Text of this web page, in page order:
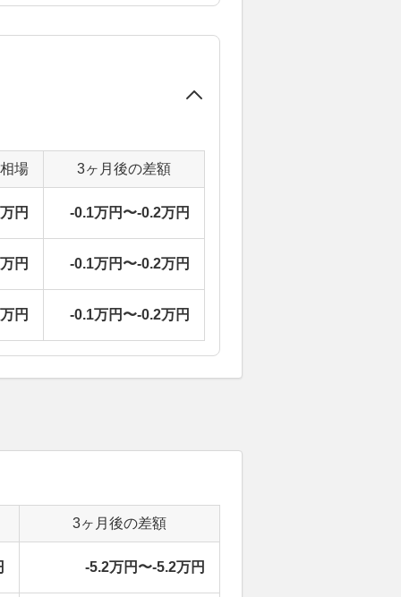
場 3ヶ月後の差額
円 -0.1万円〜-0.2万円
円 -0.1万円〜-0.2万円
円 -0.1万円〜-0.2万円
3ヶ月後の差額
-5.2万円〜-5.2万円